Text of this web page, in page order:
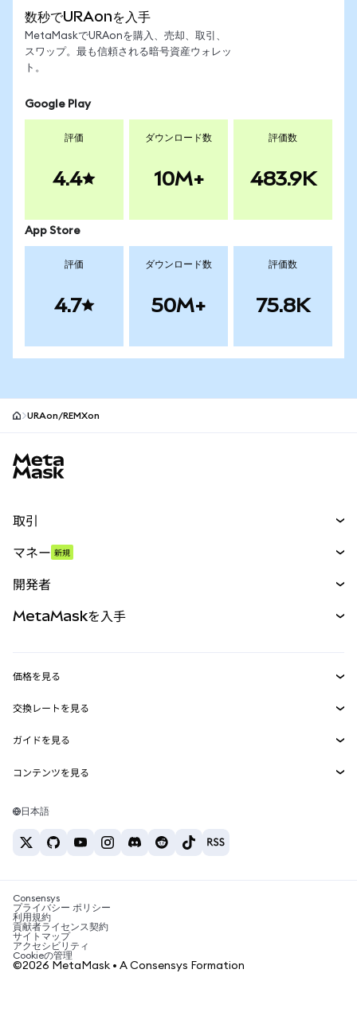
数秒でURAonを入手
MetaMaskでURAonを購入、売却、取引、
スワップ。最も信頼される暗号資産ウォレッ
ト。
Google Play
評価
4.4
ダウンロード数
10M+
評価数
483.9K
App Store
評価
4.7
ダウンロード数
50M+
評価数
75.8K
URAon/REMXon
取引
パーペチュアル
RWA
マネー 新規
開発者
MetaMask Connect
Snaps
Web3サービス
MetaMaskを入手
セキュリティ
サポート
キャリア
お問い合わせ
価格を見る
イーサリアムの価格
Solanaの価格
Tetherの価格
交換レートを見る
ETH→USD
USDT→INR
BTC→INR
ETH→USDT
ガイドを見る
ETHの購入
USDTの購入
SHIBの購入
BNBの購入
コンテンツを見る
Solanaウォレット
税制関連ニュース
暗号資産の購入方法は？
ビットコインを売るには？
日本語
Consensys
プライバシー ポリシー
利用規約
貢献者ライセンス契約
サイトマップ
アクセシビリティ
Cookieの管理
©2026 MetaMask • A Consensys Formation